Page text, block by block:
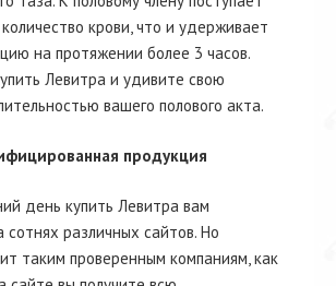
крови, что и удерживает
на протяжении более 3 часов.
Левитра и удивите свою
вашего полового акта.
продукция
день купить Левитра вам
различных сайтов. Но
таким проверенным компаниям, как